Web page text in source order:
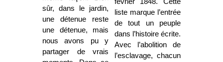
sûr, dans le jardin,
une détenue reste
une détenue, mais
nous avons pu y
partager de vrais
liste marque l’entrée
de tout un peuple
dans l’histoire écrite.
Avec l’abolition de
l’esclavage, chacun